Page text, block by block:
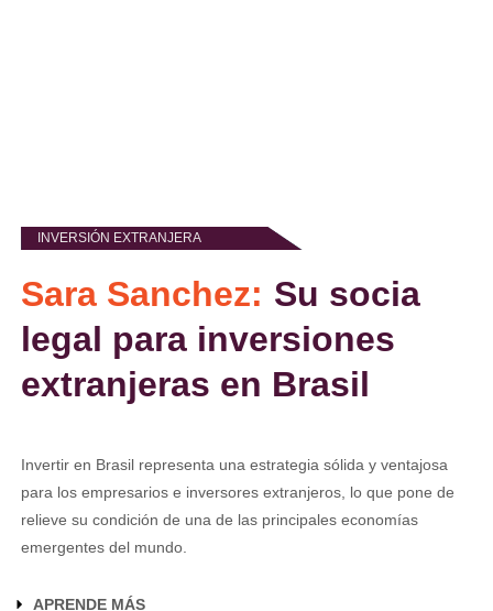
INVERSIÓN EXTRANJERA
Sara Sanchez: Su socia
legal para inversiones
extranjeras en Brasil
Invertir en Brasil representa una estrategia sólida y ventajosa
para los empresarios e inversores extranjeros, lo que pone de
relieve su condición de una de las principales economías
emergentes del mundo.
APRENDE MÁS